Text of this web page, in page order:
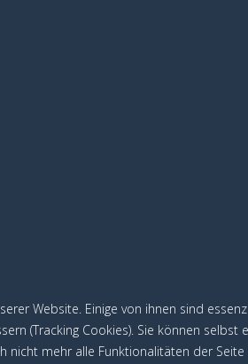
Website. Einige von ihnen sind
(Tracking Cookies). Sie können
nicht mehr alle Funktionalitäten der Seite